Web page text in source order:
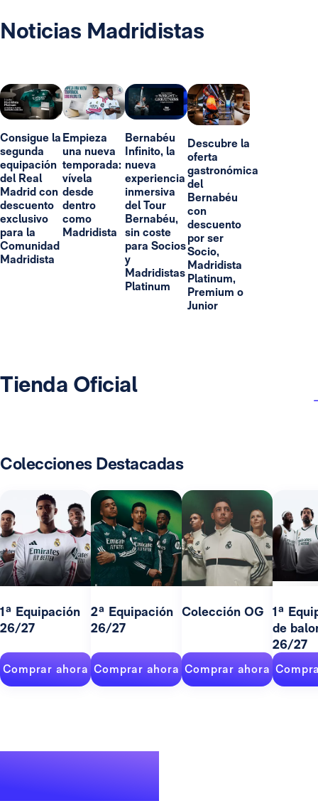
Noticias Madridistas
Consigue la
segunda
equipación
del Real
Madrid con
descuento
exclusivo
para la
Comunidad
Madridista
Empieza
una nueva
temporada:
vívela
desde
dentro
como
Madridista
Bernabéu
Infinito, la
nueva
experiencia
inmersiva
del Tour
Bernabéu,
sin coste
para Socios
y
Madridistas
Platinum
Descubre la
oferta
gastronómica
del
Bernabéu
con
descuento
por ser
Socio,
Madridista
Platinum,
Premium o
Junior
Tienda Oficial
Colecciones Destacadas
1ª Equipación
26/27
Comprar ahora
2ª Equipación
26/27
Comprar ahora
Colección OG
Comprar ahora
1ª
de
26/27